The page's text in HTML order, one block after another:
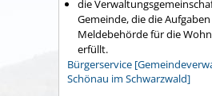
die
Gemeinde, die die
Meldebehörde für die
erfüllt.
Bürgerservice
Schönau im Schwarzwald]